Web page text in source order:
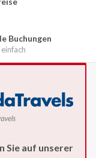
Buchungen
Sie auf unserer